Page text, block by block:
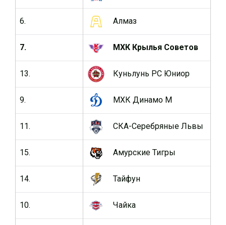
Алмаз
МХК Крылья Советов
Куньлунь РС Юниор
МХК Динамо М
СКА-Серебряные Львы
Амурские Тигры
Тайфун
Чайка
6.
7.
13.
9.
11.
15.
14.
10.